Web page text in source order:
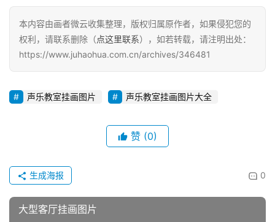
本内容由画者微云收集整理，版权归属原作者，如果侵犯您的
权利，请联系删除（点这里联系），如若转载，请注明出处：
https://www.juhaohua.com.cn/archives/346481
声乐教室挂画图片 声乐教室挂画图片大全
赞 (0)
0
生成海报
大型客厅挂画图片